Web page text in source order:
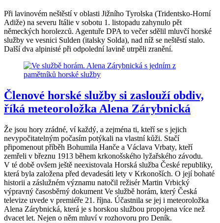
Při lavinovém neštěstí v oblasti Jižního Tyrolska (Tridentsko-Horní
Adiže) na severu Itálie v sobotu 1. listopadu zahynulo pět
německých horolezců. Agentuře DPA to večer sdělil mluvčí horské
služby ve vesnici Sulden (italsky Solda), nad níž se neštěstí stalo.
Další dva alpinisté při odpolední lavině utrpěli zranění.
Členové horské služby si zaslouží obdiv,
říká meteoroložka Alena Zárybnická
Že jsou hory zrádné, ví každý, a zejména ti, kteří se s jejich
nevypočitatelným počasím potýkali na vlastní kůži. Stačí
připomenout příběh Bohumila Hanče a Václava Vrbaty, kteří
zemřeli v březnu 1913 během krkonošského lyžařského závodu.
V té době ovšem ještě neexistovala Horská služba České republiky,
která byla založena před devadesáti lety v Krkonoších. O její bohaté
historii a záslužném významu natočil režisér Martin Vrbický
výpravný časosběrný dokument Ve službě horám, který Česká
televize uvede v premiéře 21. října. Účastnila se jej i meteoroložka
Alena Zárybnická, která je s horskou službou propojena více než
dvacet let. Nejen o něm mluví v rozhovoru pro Deník.